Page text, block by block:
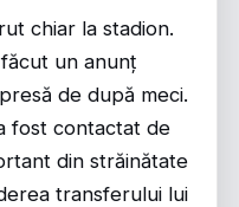
chiar la stadion.
un anunț
de după meci.
fost contactat de
din străinătate
transferului lui